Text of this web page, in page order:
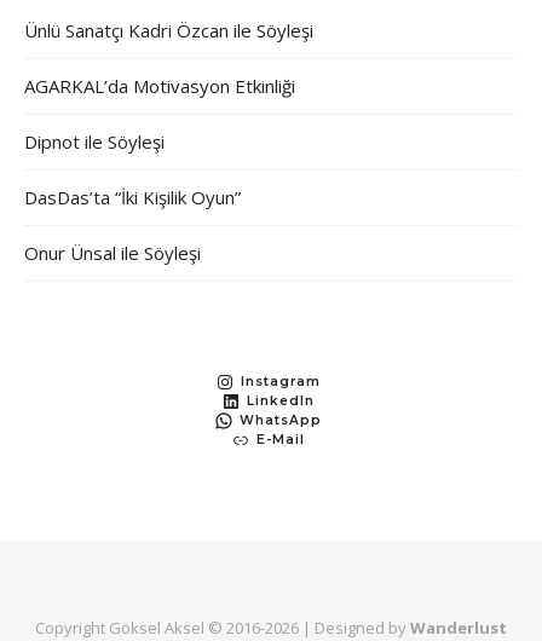
Ünlü Sanatçı Kadri Özcan ile Söyleşi
AGARKAL’da Motivasyon Etkinliği
Dipnot ile Söyleşi
DasDas’ta “İki Kişilik Oyun”
Onur Ünsal ile Söyleşi
Instagram
LinkedIn
WhatsApp
E-Mail
Copyright Göksel Aksel © 2016-2026 | Designed byWanderlust